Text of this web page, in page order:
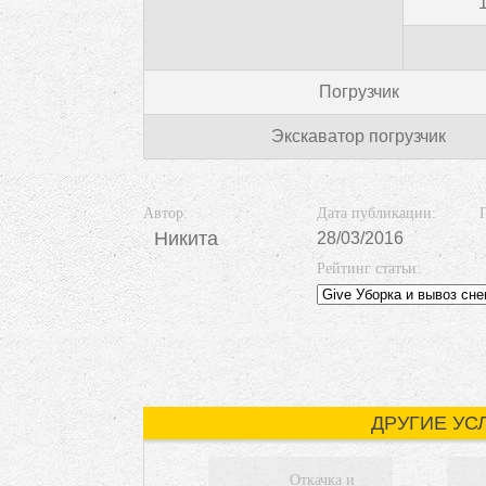
Погрузчик
Экскаватор погрузчик
Автор:
Никита
Дата публикации:
28/03/2016
Рейтинг статьи:
ДРУГИЕ
Откачка и